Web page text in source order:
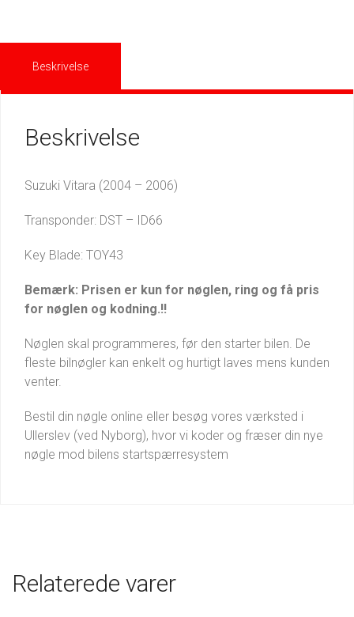
Beskrivelse
Beskrivelse
Suzuki Vitara (2004 – 2006)
Transponder: DST – ID66
Key Blade: TOY43
Bemærk: Prisen er kun for nøglen, ring og få pris
for nøglen og kodning.!!
Nøglen skal programmeres, før den starter bilen. De
fleste bilnøgler kan enkelt og hurtigt laves mens kunden
venter.
Bestil din nøgle online eller besøg vores værksted i
Ullerslev (ved Nyborg), hvor vi koder og fræser din nye
nøgle mod bilens startspærresystem
Relaterede varer